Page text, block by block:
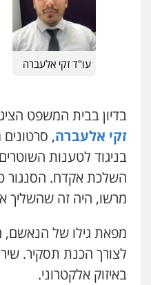
עו"ד זקי אלעברה
בדיון בבית המשפט
זקי אלעברה,
בניגוד לטענות
השלכת אקדח. הסנגור
מרשו, היה זה שהשליך
מפאת גילו של הנאשם,
לצורך הכנת תסקיר.
באיזוק אלקטרוני.
עו"ד אבי כהן
פלילי
סמים עבירות
0523647066
קורל קרוז
משפט פלילי
פלילי
ומעצרים